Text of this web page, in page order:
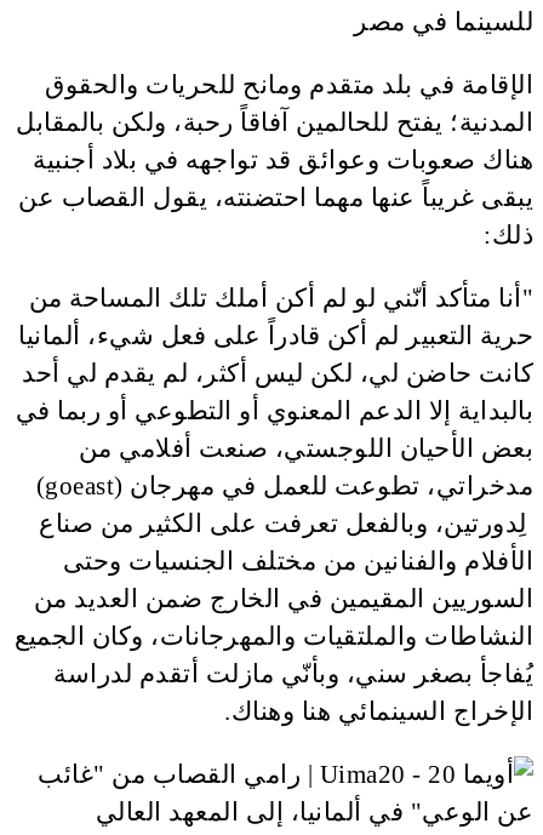
الإقامة في بلد متقدم ومانح للحريات والحقوق
المدنية؛ يفتح للحالمين آفاقاً رحبة، ولكن بالمقابل
هناك صعوبات وعوائق قد تواجهه في بلاد أجنبية
يبقى غريباً عنها مهما احتضنته، يقول القصاب عن
ذلك:
"أنا متأكد أنّني لو لم أكن أملك تلك المساحة من
حرية التعبير لم أكن قادراً على فعل شيء، ألمانيا
كانت حاضن لي، لكن ليس أكثر، لم يقدم لي أحد
بالبداية إلا الدعم المعنوي أو التطوعي أو ربما في
بعض الأحيان اللوجستي، صنعت أفلامي من
مدخراتي، تطوعت للعمل في مهرجان (goeast)
لِدورتين، وبالفعل تعرفت على الكثير من صناع
الأفلام والفنانين من مختلف الجنسيات وحتى
السوريين المقيمين في الخارج ضمن العديد من
النشاطات والملتقيات والمهرجانات، وكان الجميع
يُفاجأ بصغر سني، وبأنّي مازلت أتقدم لدراسة
الإخراج السينمائي هنا وهناك.